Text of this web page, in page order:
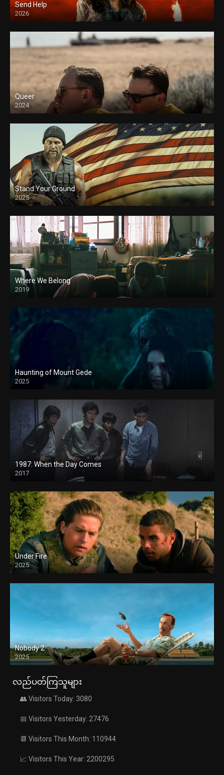
Send Help
2026
Queer
2024
Stand Your Ground
2025
Where We Belong
2019
Haunting of Mount Gede
2025
1987: When the Day Comes
2017
Under Fire
2025
Nobody 2
2025
လည်ပတ်ကြသူများ
👥 Visitors Today: 3080
📅 Visitors Yesterday: 27476
📆 Visitors This Month: 110944
📈 Visitors This Year: 2200295